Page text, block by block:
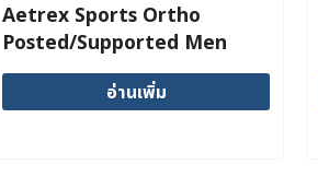
page
Aetrex Sports Ortho
Posted/Supported Men
อ่านเพิ่ม